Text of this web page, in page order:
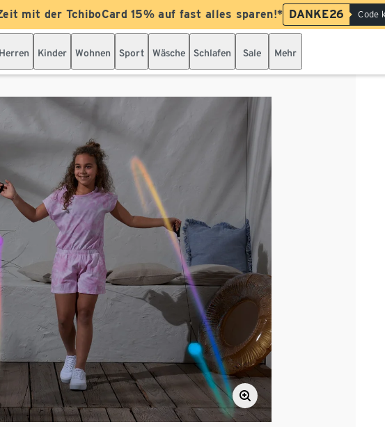
mit der TchiboCard 15% auf fast alles sparen!* DANKE26 Code
Herren Kinder Wohnen Sport Wäsche Schlafen Sale Mehr